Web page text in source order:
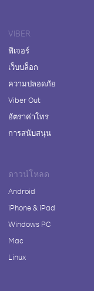
VIBER
ฟีเจอร์
เว็บบล็อก
ความปลอดภัย
Viber Out
อัตราค่าโทร
การสนับสนุน
ดาวน์โหลด
Android
iPhone & iPad
Windows PC
Mac
Linux